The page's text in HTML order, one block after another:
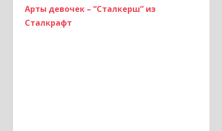
Арты девочек – “Сталкерш” из
Сталкрафт